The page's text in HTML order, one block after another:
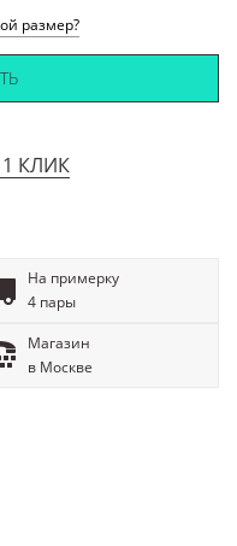
размер?
КЛИК
На примерку
4 пары
Магазин
в Москве